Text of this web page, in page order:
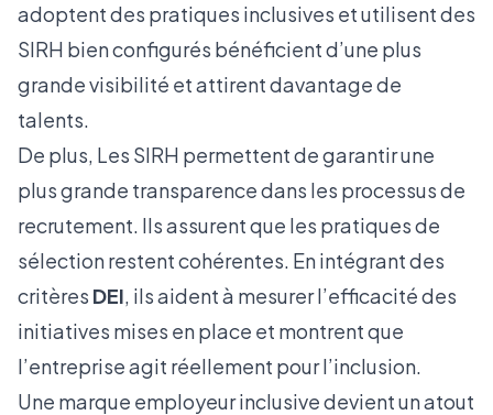
adoptent des pratiques inclusives et utilisent des
SIRH bien configurés bénéficient d’une plus
grande visibilité et attirent davantage de
talents.
De plus, Les SIRH permettent de garantir une
plus grande transparence dans les processus de
recrutement. Ils assurent que les pratiques de
sélection restent cohérentes. En intégrant des
critères DEI, ils aident à mesurer l’efficacité des
initiatives mises en place et montrent que
l’entreprise agit réellement pour l’inclusion.
Une marque employeur inclusive devient un atout